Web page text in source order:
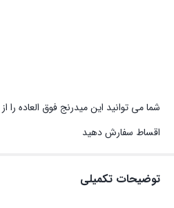
شما می توانید این میدرنج فوق العاده را از
اقساط سفارش دهید
توضیحات تکمیلی